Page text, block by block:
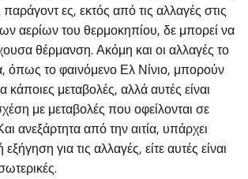
ες, εκτός από τις αλλαγές στις
αερίων του θερμοκηπίου, δε μπορεί να
θέρμανση. Ακόμη και οι αλλαγές το
όπως το φαινόμενο Ελ Νίνιο, μπορούν
κάποιες μεταβολές, αλλά αυτές είναι
με μεταβολές που οφείλονται σε
ανεξάρτητα από την αιτία, υπάρχει
για τις αλλαγές, είτε αυτές είναι